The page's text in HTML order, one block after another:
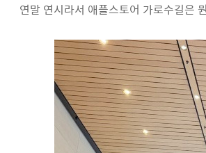
연말 연시라서 애플스토어 가로수길은